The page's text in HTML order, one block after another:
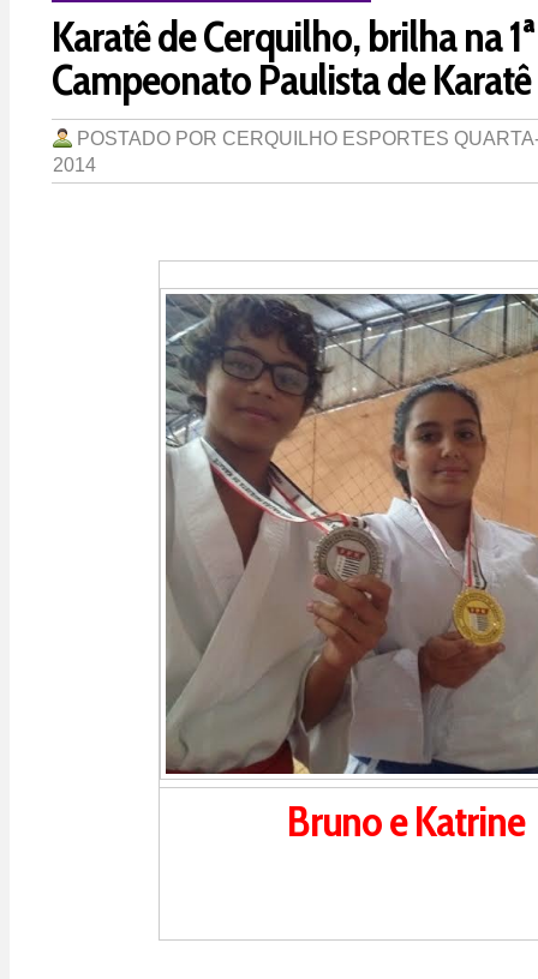
Karatê de Cerquilho, brilha na
Campeonato Paulista de Karatê
POSTADO POR CERQUILHO ESPORTES
2014
Bruno e Katrine